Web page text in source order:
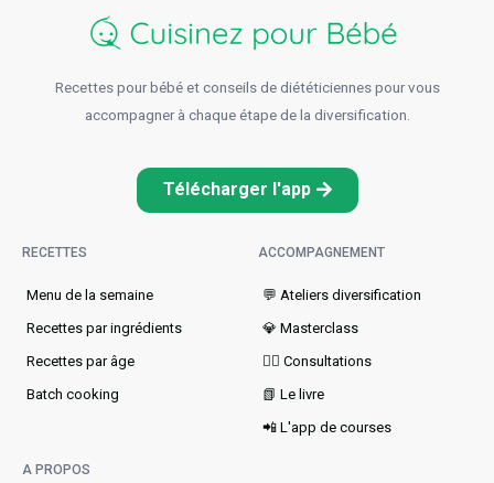
Recettes pour bébé et conseils de diététiciennes pour vous
accompagner à chaque étape de la diversification.
Télécharger l'app
RECETTES
Menu de la semaine​
Recettes par ingrédients
Recettes par âge
Batch cooking
ACCOMPAGNEMENT
💬 Ateliers diversification
💎 Masterclass
👩‍⚕️ Consultations
📗 Le livre
📲 L'app de courses
A PROPOS